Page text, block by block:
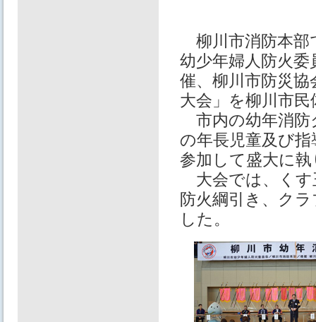
柳川市消防本部
幼少年婦人防火
催、柳川市防災
大会」を柳川市
市内の幼年消防
の年長児童及び
参加して盛大に
大会では、くす
防火綱引き、ク
した。